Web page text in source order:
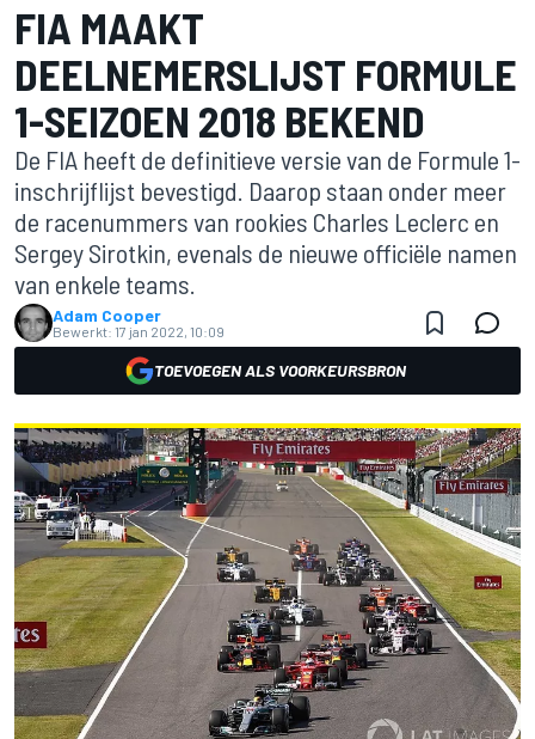
FIA MAAKT
DEELNEMERSLIJST FORMULE
1-SEIZOEN 2018 BEKEND
De FIA heeft de definitieve versie van de Formule 1-
inschrijflijst bevestigd. Daarop staan onder meer
de racenummers van rookies Charles Leclerc en
Sergey Sirotkin, evenals de nieuwe officiële namen
van enkele teams.
Adam Cooper
Bewerkt: 17 jan 2022, 10:09
TOEVOEGEN ALS VOORKEURSBRON